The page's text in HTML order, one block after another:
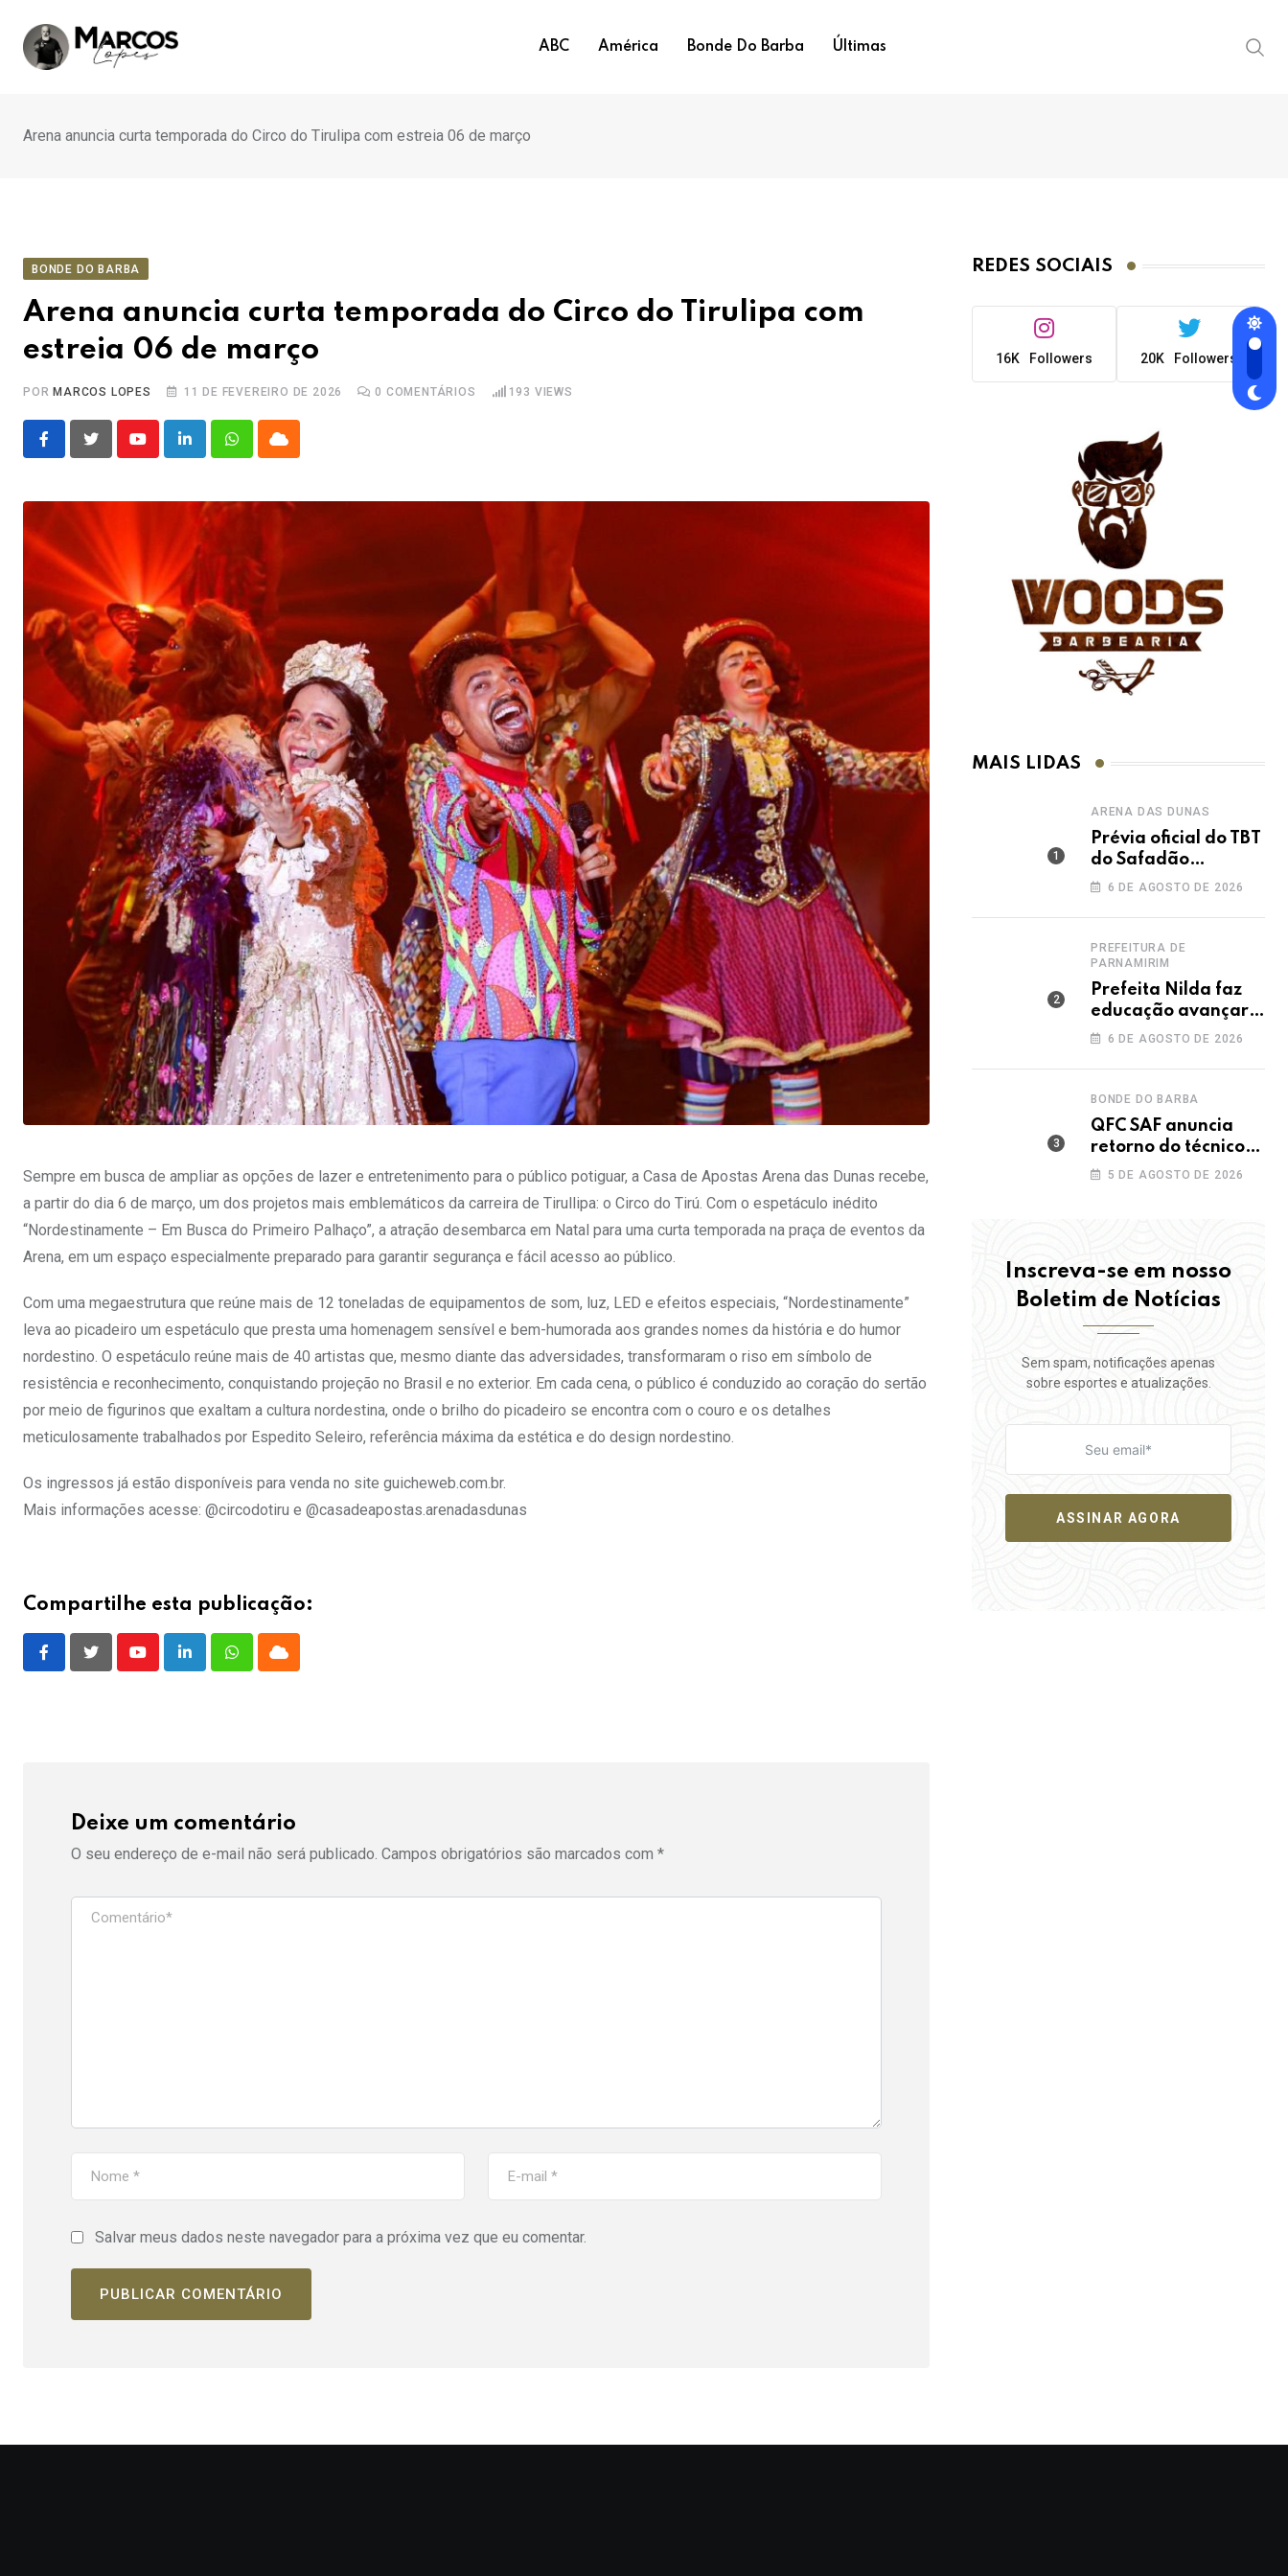
para
ABC América Bonde Do Barba Últimas
Arena anuncia curta temporada do Circo do Tirulipa com estreia 06 de março
BONDE DO BARBA
Arena anuncia curta temporada do Circo do Tirulipa com
estreia 06 de março
POR MARCOS LOPES 11 DE FEVEREIRO DE 2026 0 COMENTÁRIOS 193 VIEWS
YoutubeLinkedInWhatsappCloud
Sempre em busca de ampliar as opções de lazer e entretenimento para o público potiguar, a Casa de Apostas Arena das Dunas recebe,
a partir do dia 6 de março, um dos projetos mais emblemáticos da carreira de Tirullipa: o Circo do Tirú. Com o espetáculo inédito
“Nordestinamente – Em Busca do Primeiro Palhaço”, a atração desembarca em Natal para uma curta temporada na praça de eventos da
Arena, em um espaço especialmente preparado para garantir segurança e fácil acesso ao público.
Com uma megaestrutura que reúne mais de 12 toneladas de equipamentos de som, luz, LED e efeitos especiais, “Nordestinamente”
leva ao picadeiro um espetáculo que presta uma homenagem sensível e bem-humorada aos grandes nomes da história e do humor
nordestino. O espetáculo reúne mais de 40 artistas que, mesmo diante das adversidades, transformaram o riso em símbolo de
resistência e reconhecimento, conquistando projeção no Brasil e no exterior. Em cada cena, o público é conduzido ao coração do sertão
por meio de figurinos que exaltam a cultura nordestina, onde o brilho do picadeiro se encontra com o couro e os detalhes
meticulosamente trabalhados por Espedito Seleiro, referência máxima da estética e do design nordestino.
Os ingressos já estão disponíveis para venda no site guicheweb.com.br.
Mais informações acesse: @circodotiru e @casadeapostas.arenadasdunas
Compartilhe esta publicação:
YoutubeLinkedInWhatsappCloud
Deixe um comentário
O seu endereço de e-mail não será publicado. Campos obrigatórios são marcados com *
Salvar meus dados neste navegador para a próxima vez que eu comentar.
REDES SOCIAIS
16K Followers 20K Followers
MAIS LIDAS
ARENA DAS DUNAS
Prévia oficial do TBT
do Safadão
acontece nesta
Dunas
6 DE AGOSTO DE 2026
PREFEITURA DE
PARNAMIRIM
Prefeita Nilda faz
educação avançar e
leva Parnamirim ao
história dos anos
iniciais
6 DE AGOSTO DE 2026
BONDE DO BARBA
QFC SAF anuncia
retorno do técnico
João Paulo para a
5 DE AGOSTO DE 2026
Inscreva-se em nosso
Boletim de Notícias
Sem spam, notificações apenas
sobre esportes e atualizações.
ASSINAR AGORA